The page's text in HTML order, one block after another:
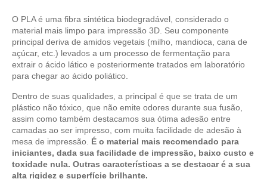
O PLA é uma fibra sintética biodegradável, considerado o
material mais limpo para impressão 3D. Seu componente
principal deriva de amidos vegetais (milho, mandioca, cana de
açúcar, etc.) levados a um processo de fermentação para
extrair o ácido lático e posteriormente tratados em laboratório
para chegar ao ácido poliático.
Dentro de suas qualidades, a principal é que se trata de um
plástico não tóxico, que não emite odores durante sua fusão,
assim como também destacamos sua ótima adesão entre
camadas ao ser impresso, com muita facilidade de adesão à
mesa de impressão. É o material mais recomendado para
iniciantes, dada sua facilidade de impressão, baixo custo e
toxidade nula. Outras características a se destacar é a sua
alta rigidez e superfície brilhante.